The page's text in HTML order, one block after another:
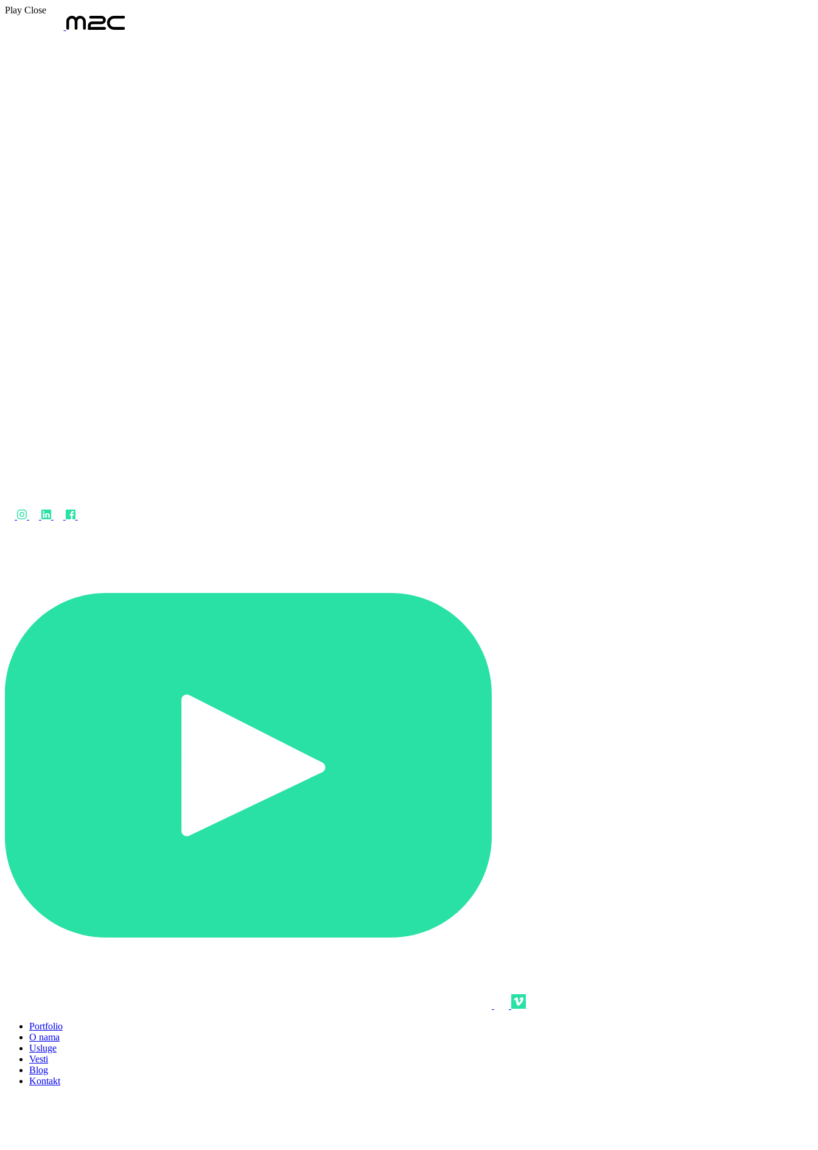
Play Close
Portfolio
O nama
Usluge
Vesti
Blog
Kontakt